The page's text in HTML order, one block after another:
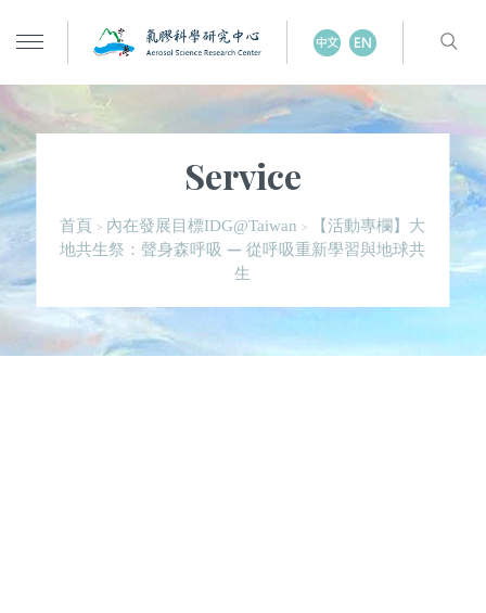
Service
首頁 > 內在發展目標IDG@Taiwan >
【活動專欄】大
地共生祭：聲身森呼吸 — 從呼吸重新學習與地球共
生